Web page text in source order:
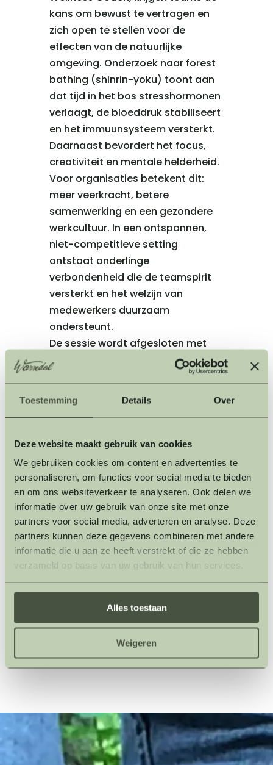
Toestemming Details Over
Deze website maakt gebruik van cookies
We gebruiken cookies om content en advertenties te
personaliseren, om functies voor social media te bieden
en om ons websiteverkeer te analyseren. Ook delen we
informatie over uw gebruik van onze site met onze
partners voor social media, adverteren en analyse. Deze
partners kunnen deze gegevens combineren met andere
informatie die u aan ze heeft verstrekt of die ze hebben
verzameld op basis van uw gebruik van hun services.
Alles toestaan
Weigeren
kans om bewust te vertragen en
zich open te stellen voor de
effecten van de natuurlijke
omgeving. Onderzoek naar forest
bathing (shinrin-yoku) toont aan
dat tijd in het bos stresshormonen
verlaagt, de bloeddruk stabiliseert
en het immuunsysteem versterkt.
Daarnaast bevordert het focus,
creativiteit en mentale helderheid.
Voor organisaties betekent dit:
meer veerkracht, betere
samenwerking en een gezondere
werkcultuur. In een ontspannen,
niet-competitieve setting
ontstaat onderlinge
verbondenheid die de teamspirit
versterkt en het welzijn van
medewerkers duurzaam
ondersteunt.
De sessie wordt afgesloten met
een deelcirkel in het bos, thee en
een gezonde versnapering – een
bijdraagt aan blijvende inzichten
verbinding.
Voordelen voor teams
• Verlaging van stress en
bloeddruk
• Versterking van focus, creativiteit
en helderheid
• Meer veerkracht en energie
• Diepere onderlinge verbinding en
• Positieve impact op welzijn en